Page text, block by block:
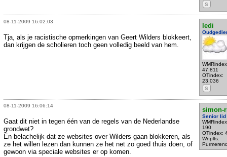
S
08-11-2009 16:02:03
ledi
47.811
OTindex:
23.036
S
Tja, als je racistische opmerkingen van Geert Wilders blokkeert,
dan krijgen de scholieren toch geen volledig beeld van hem.
08-11-2009 16:06:14
simon-
Senior lid
190
OTindex:
Wnplts:
Gaat dit niet in tegen één van de regels van de Nederlandse
grondwet?
En belachelijk dat ze websites over Wilders gaan blokkeren, als
ze het willen lezen dan kunnen ze het net zo goed thuis doen, of
gewoon via speciale websites er op komen.